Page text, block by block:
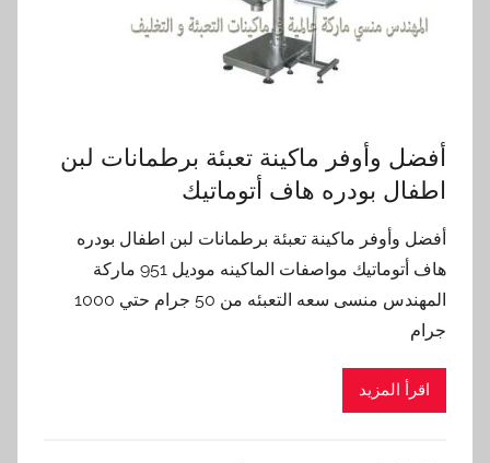
أفضل وأوفر ماكينة تعبئة برطمانات لبن
اطفال بودره هاف أتوماتيك
أفضل وأوفر ماكينة تعبئة برطمانات لبن اطفال بودره
هاف أتوماتيك مواصفات الماكينه موديل 951 ماركة
المهندس منسى سعه التعبئه من 50 جرام حتي 1000
جرام
اقرأ المزيد